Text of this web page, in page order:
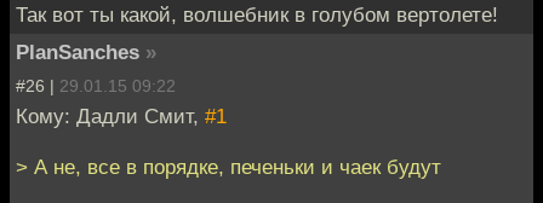
Так вот ты какой, волшебник в голубом вертолете!
PlanSanches »
#26 | 29.01.15 09:22
Кому: Дадли Смит, #1
> А не, все в порядке, печеньки и чаек будут